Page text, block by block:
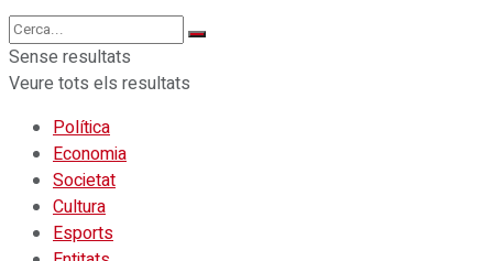
Sense resultats
Veure tots els resultats
Política
Economia
Societat
Cultura
Esports